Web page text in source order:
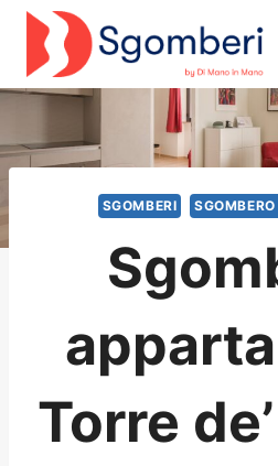
Salta
contenuto
SGOMBERI
Torre